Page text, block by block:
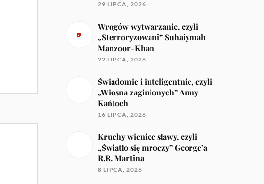
29 LIPCA, 2026
Wrogów wytwarzanie, czyli
„Sterroryzowani” Suhaiymah
Manzoor-Khan
22 LIPCA, 2026
Świadomie i inteligentnie, czyli
„Wiosna zaginionych” Anny
Kańtoch
16 LIPCA, 2026
Kruchy wieniec sławy, czyli
„Światło się mroczy” George’a
R.R. Martina
8 LIPCA, 2026